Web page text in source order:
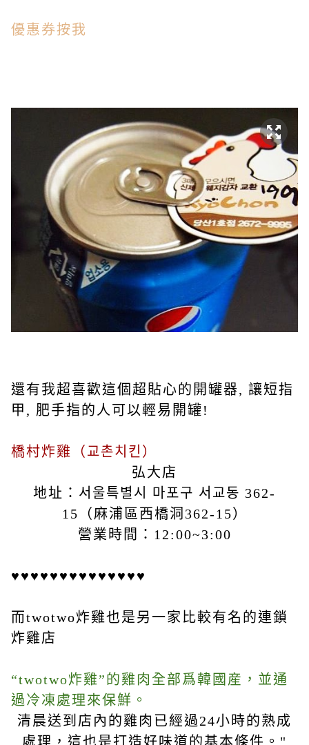
優惠券按我
還有我超喜歡這個超貼心的開罐器, 讓短指
甲, 肥手指的人可以輕易開罐!
橋村炸雞（교촌치킨）
弘大店
地址：서울특별시 마포구 서교동 362-
15（麻浦區西橋洞362-15）
營業時間：12:00~3:00
♥♥♥♥♥♥♥♥♥♥♥♥♥♥
而twotwo炸雞也是另一家比較有名的連鎖
炸雞店
“twotwo炸雞”的雞肉全部爲韓國産，並通
過冷凍處理來保鮮。
清晨送到店內的雞肉已經過24小時的熟成
處理，這也是打造好味道的基本條件。"